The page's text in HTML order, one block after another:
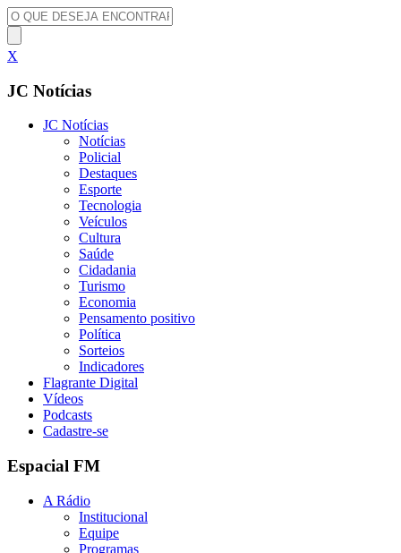
X
JC Notícias
JC Notícias
Notícias
Policial
Destaques
Esporte
Tecnologia
Veículos
Cultura
Saúde
Cidadania
Turismo
Economia
Pensamento positivo
Política
Sorteios
Indicadores
Flagrante Digital
Vídeos
Podcasts
Cadastre-se
Espacial FM
A Rádio
Institucional
Equipe
Programas